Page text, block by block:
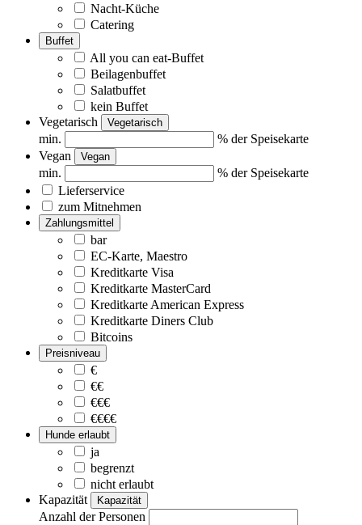
Nacht-Küche
Catering
Buffet
All you can eat-Buffet
Beilagenbuffet
Salatbuffet
kein Buffet
Vegetarisch
Vegetarisch
min.
% der Speisekarte
Vegan
Vegan
min.
% der Speisekarte
Lieferservice
zum Mitnehmen
Zahlungsmittel
bar
EC-Karte, Maestro
Kreditkarte Visa
Kreditkarte MasterCard
Kreditkarte American Express
Kreditkarte Diners Club
Bitcoins
Preisniveau
€
€€
€€€
€€€€
Hunde erlaubt
ja
begrenzt
nicht erlaubt
Kapazität
Kapazität
Anzahl der Personen